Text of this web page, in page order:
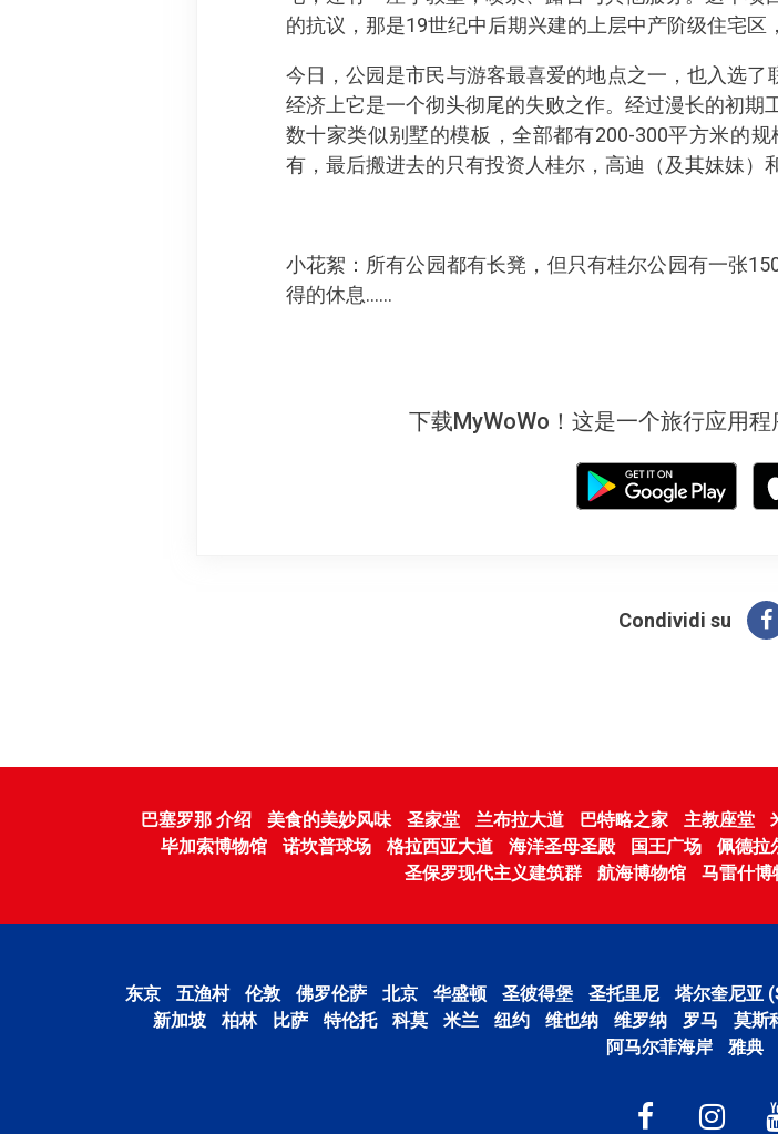
的抗议，那是19世纪中后期兴建的上层中产阶级住宅区
今日，公园是市民与游客最喜爱的地点之一，也入选了
经济上它是一个彻头彻尾的失败之作。经过漫长的初
数十家类似别墅的模板，全部都有200-300平方米的
有，最后搬进去的只有投资人桂尔，高迪（及其妹妹）
小花絮：所有公园都有长凳，但只有桂尔公园有一张
得的休息……
下载MyWoWo！这是一个旅行应用程
Condividi su
巴塞罗那 介绍 美食的美妙风味 圣家堂 兰布拉大道 巴特略之家 主教座堂
毕加索博物馆
诺坎普球场 格拉西亚大道 海洋圣母圣殿 国王广场 佩德拉
圣保罗现代主义建筑群
航海博物馆 马雷什博
东京 五渔村 伦敦 佛罗伦萨 北京 华盛顿 圣彼得堡 圣托里尼 塔尔奎尼亚
新加坡
柏林 比萨 特伦托 科莫 米兰 纽约 维也纳 维罗纳 罗马 莫斯
阿马尔菲海岸
雅典